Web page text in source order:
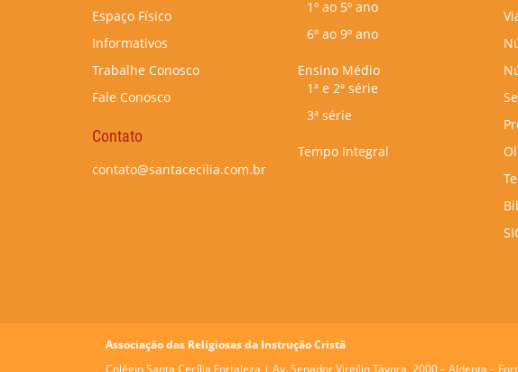
Espaço Físico
Informativos
Trabalhe Conosco
Fale Conosco
Contato
contato@santacecilia.com.br
1º ao 5º ano
6º ao 9º ano
Ensino Médio
1ª e 2ª série
3ª série
Tempo Integral
Associação das Religiosas da Instrução Cristã
Colégio Santa Cecília Fortaleza | Av. Senador Virgílio Távora, 2000 – Aldeota –